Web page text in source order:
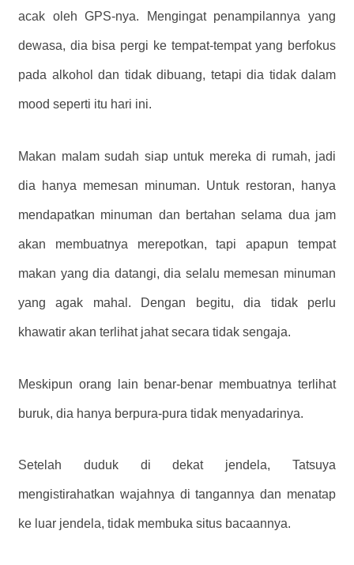
acak oleh GPS-nya. Mengingat penampilannya yang
dewasa, dia bisa pergi ke tempat-tempat yang berfokus
pada alkohol dan tidak dibuang, tetapi dia tidak dalam
mood seperti itu hari ini.
Makan malam sudah siap untuk mereka di rumah, jadi
dia hanya memesan minuman. Untuk restoran, hanya
mendapatkan minuman dan bertahan selama dua jam
akan membuatnya merepotkan, tapi apapun tempat
makan yang dia datangi, dia selalu memesan minuman
yang agak mahal. Dengan begitu, dia tidak perlu
khawatir akan terlihat jahat secara tidak sengaja.
Meskipun orang lain benar-benar membuatnya terlihat
buruk, dia hanya berpura-pura tidak menyadarinya.
Setelah duduk di dekat jendela, Tatsuya
mengistirahatkan wajahnya di tangannya dan menatap
ke luar jendela, tidak membuka situs bacaannya.